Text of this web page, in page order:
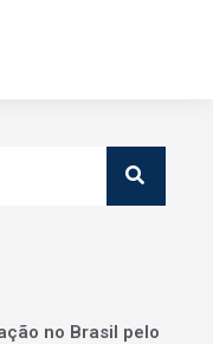
no Brasil pelo